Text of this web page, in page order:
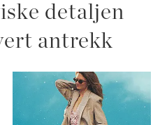
detaljen
antrekk